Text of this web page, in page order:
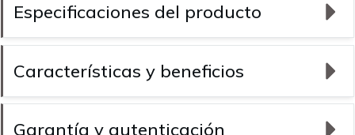
Especificaciones del producto
Características y beneficios
Garantía y autenticación